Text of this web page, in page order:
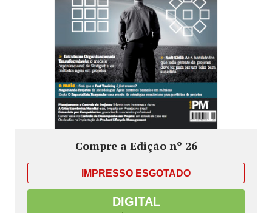
Compre a Edição nº 26
IMPRESSO ESGOTADO
DIGITAL